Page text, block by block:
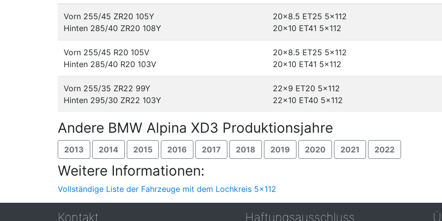
Vorn 255/45 ZR20 105Y
Hinten 285/40 ZR20 108Y
20x8.5 ET25 5x112
20x10 ET41 5x112
Vorn 255/45 R20 105V
Hinten 285/40 R20 103V
20x8.5 ET25 5x112
20x10 ET41 5x112
Vorn 255/35 ZR22 99Y
Hinten 295/30 ZR22 103Y
22x9 ET20 5x112
22x10 ET40 5x112
Andere BMW Alpina XD3 Produktionsjahre
2013 2014 2015 2016 2017 2018 2019 2020 2021 2022
Weitere Informationen:
Vollständige Liste der Fahrzeuge mit dem Lochkreis 5x112
Kontakt Haftungsausschluss